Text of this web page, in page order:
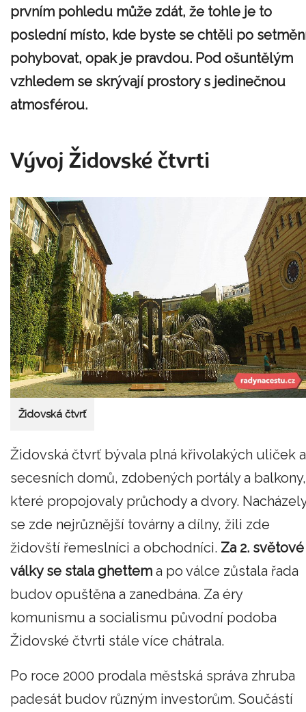
prvním pohledu může zdát, že tohle je to
poslední místo, kde byste se chtěli po
pohybovat, opak je pravdou. Pod ošuntělým
vzhledem se skrývají prostory s jedinečnou
atmosférou.
Vývoj Židovské čtvrti
Židovská čtvrť
Židovská čtvrť bývala plná křivolakých uliček a
secesních domů, zdobených portály a balkony,
které propojovaly průchody a dvory.
se zde nejrůznější továrny a dílny, žili zde
židovští řemeslníci a obchodníci. Za 2. světové
války se stala ghettem a po válce zůstala řada
budov opuštěna a zanedbána. Za éry
komunismu a socialismu původní podoba
Židovské čtvrti stále více chátrala.
Po roce 2000 prodala městská správa zhruba
padesát budov různým investorům. Součástí